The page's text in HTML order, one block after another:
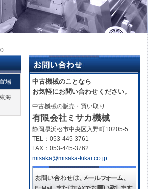
場
海
中古機械のことなら
お気軽にお問い合わせください。
中古機械の販売・買い取り
有限会社ミサカ機械
静岡県浜松市中央区入野町10205-5
TEL：053-445-3761
FAX：053-445-3762
misaka@misaka-kikai.co.jp